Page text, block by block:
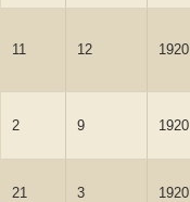
11 12 1920
2 9 1920
21 3 1920